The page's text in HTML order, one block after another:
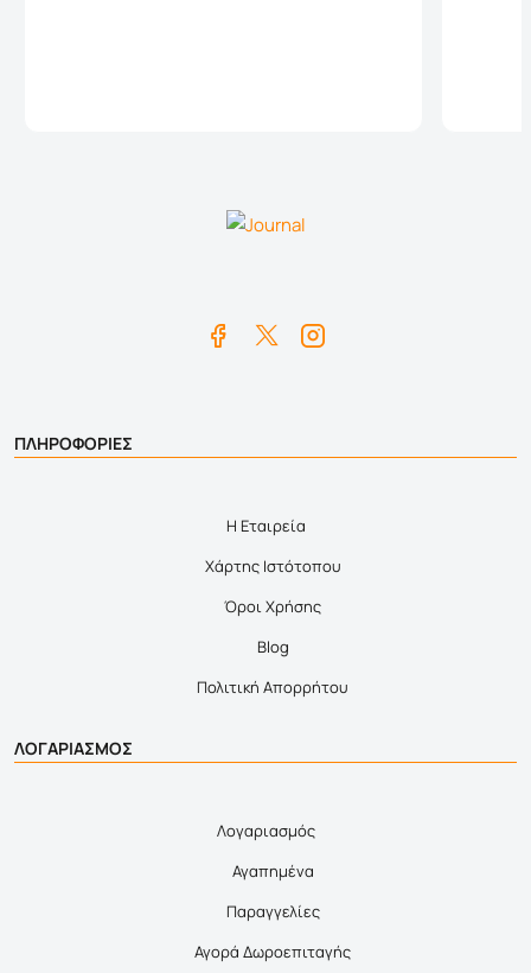
ΠΛΗΡΟΦΟΡΙΕΣ
Η Εταιρεία
Χάρτης Ιστότοπου
Όροι Χρήσης
Blog
Πολιτική Απορρήτου
ΛΟΓΑΡΙΑΣΜΟΣ
Λογαριασμός
Αγαπημένα
Παραγγελίες
Αγορά Δωροεπιταγής